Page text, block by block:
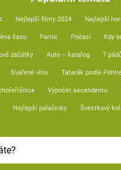
Nejlepší filmy 2024 Nejlepší
času Partie Počasí Kdy
začátky Auto – katalog 7
Svařené víno Tatarák podle
Výpočet ascendentu
Nejlepší palačinky Švestkový